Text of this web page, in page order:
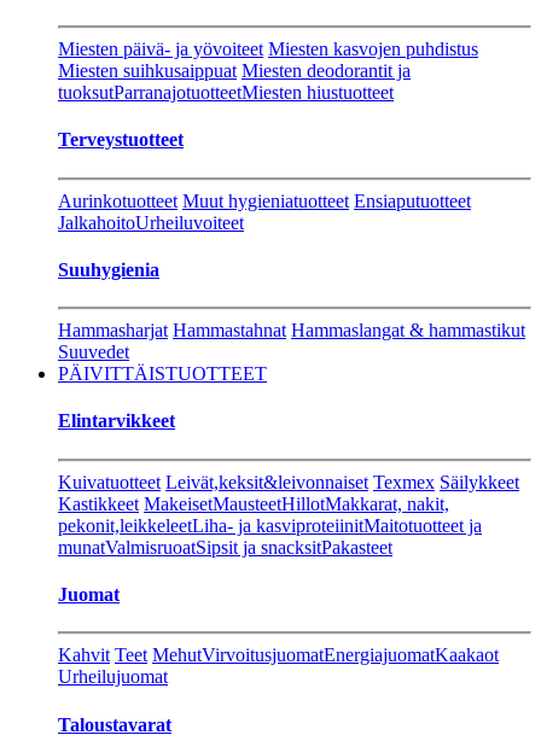
Miesten päivä- ja yövoiteet Miesten kasvojen puhdistus
Miesten suihkusaippuat Miesten deodorantit ja
tuoksutParranajotuotteetMiesten hiustuotteet
Terveystuotteet
Aurinkotuotteet Muut hygieniatuotteet Ensiaputuotteet
JalkahoitoUrheiluvoiteet
Suuhygienia
Hammasharjat Hammastahnat Hammaslangat & hammastikut
Suuvedet
PÄIVITTÄISTUOTTEET
Elintarvikkeet
Kuivatuotteet Leivät,keksit&leivonnaiset Texmex Säilykkeet
Kastikkeet MakeisetMausteetHillotMakkarat, nakit,
pekonit,leikkeleetLiha- ja kasviproteiinitMaitotuotteet ja
munatValmisruoatSipsit ja snacksitPakasteet
Juomat
Kahvit Teet MehutVirvoitusjuomatEnergiajuomatKaakaot
Urheilujuomat
Taloustavarat